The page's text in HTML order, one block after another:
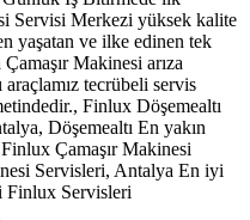
Servisi Merkezi yüksek kalite
yaşatan ve ilke edinen tek
Makinesi arıza
tecrübeli servis
Finlux Döşemealtı
Döşemealtı En yakın
Çamaşır Makinesi
Servisleri, Antalya En iyi
Finlux Servisleri